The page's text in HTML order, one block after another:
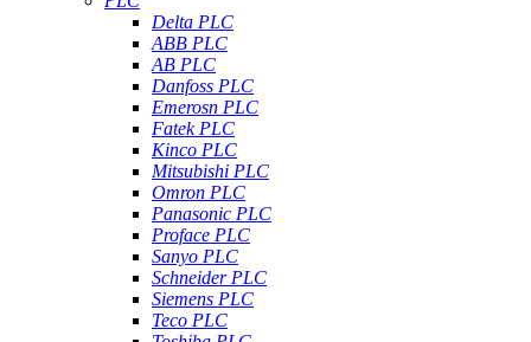
Delta PLC
ABB PLC
AB PLC
Danfoss PLC
Emerosn PLC
Fatek PLC
Kinco PLC
Mitsubishi PLC
Omron PLC
Panasonic PLC
Proface PLC
Sanyo PLC
Schneider PLC
Siemens PLC
Teco PLC